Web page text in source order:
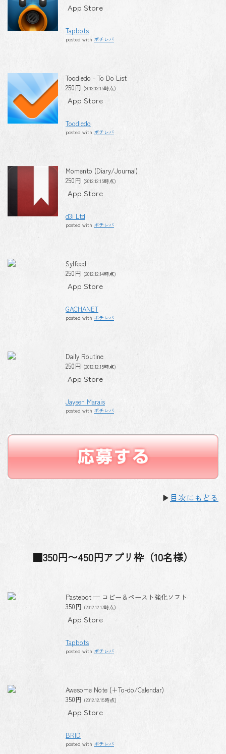
App Store
Tapbots
posted with ポチレバ
Toodledo - To Do List
250円 (2012.12.15時点)
App Store
Toodledo
posted with ポチレバ
Momento (Diary/Journal)
250円 (2012.12.15時点)
App Store
d3i Ltd
posted with ポチレバ
Sylfeed
250円 (2012.12.14時点)
App Store
GACHANET
posted with ポチレバ
Daily Routine
250円 (2012.12.15時点)
App Store
Jaysen Marais
posted with ポチレバ
▶ 目次にもどる
■350円〜450円アプリ枠（10名様）
Pastebot — コピー＆ペースト強化ソフト
350円 (2012.12.17時点)
App Store
Tapbots
posted with ポチレバ
Awesome Note (+To-do/Calendar)
350円 (2012.12.15時点)
App Store
BRID
posted with ポチレバ